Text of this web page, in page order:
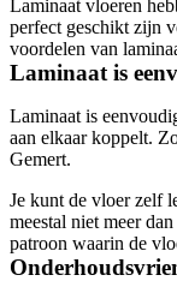
Laminaat vloeren
perfect geschikt zijn
voordelen van
Laminaat is
Laminaat is
aan elkaar koppelt.
Gemert.
Je kunt de vloer zelf
meestal niet meer
patroon waarin de